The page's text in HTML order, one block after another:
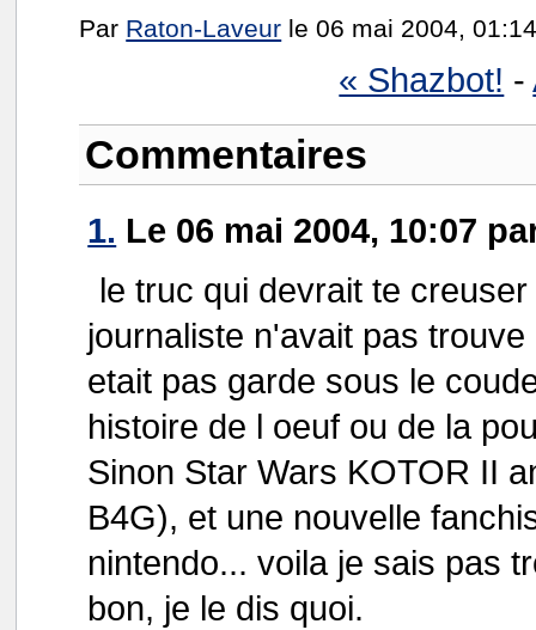
Par Raton-Laveur le 06 mai 2004,
« Shazbot! -
Commentaires
1. Le 06 mai 2004, 10:07
le truc qui devrait te
journaliste n'avait pas
etait pas garde sous le
histoire de l oeuf ou de la
Sinon Star Wars KOTOR II
B4G), et une nouvelle
nintendo... voila je sais pas
bon, je le dis quoi.